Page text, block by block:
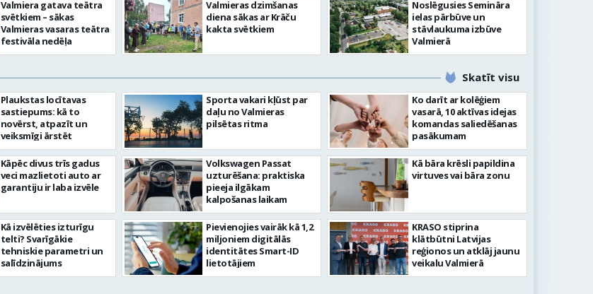
Valmiera gatava teātra
svētkiem – sākas
Valmieras vasaras teātra
festivāla nedēļa
Valmieras dzimšanas
diena sākas ar Krāču
kakta svētkiem
Noslēgusies Semināra
ielas pārbūve un
stāvlaukuma izbūve
Valmierā
Skatīt visu
Plaukstas locītavas
sastiepums: kā to
novērst, atpazīt un
veiksmīgi ārstēt
Kāpēc divus trīs gadus
veci mazlietoti auto ar
garantiju ir laba izvēle
Kā izvēlēties izturīgu
telti? Svarīgākie
tehniskie parametri un
salīdzinājums
Sporta vakari kļūst par
daļu no Valmieras
pilsētas ritma
Volkswagen Passat
uzturēšana: praktiska
pieeja ilgākam
kalpošanas laikam
Pievienojies vairāk kā 1,2
miljoniem digitālās
identitātes Smart-ID
lietotājiem
Ko darīt ar kolēģiem
vasarā, 10 aktīvas idejas
komandas saliedēšanas
pasākumam
Kā bāra krēsli papildina
virtuves vai bāra zonu
KRASO stiprina
klātbūtni Latvijas
reģionos un atklāj jaunu
veikalu Valmierā